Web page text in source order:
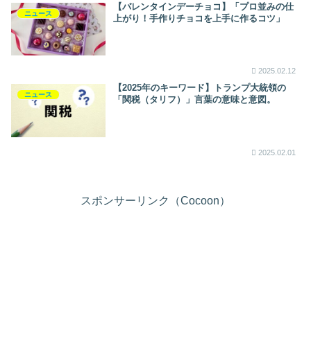
ニュース
【バレンタインデーチョコ】「プロ並みの仕
上がり！手作りチョコを上手に作るコツ」
2025.02.12
ニュース
【2025年のキーワード】トランプ大統領の
「関税（タリフ）」言葉の意味と意図。
2025.02.01
スポンサーリンク（Cocoon）